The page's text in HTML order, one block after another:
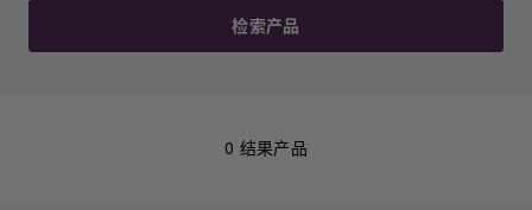
检索产品
0 结果产品